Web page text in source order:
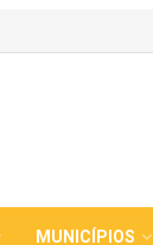
MUNICÍPIOS